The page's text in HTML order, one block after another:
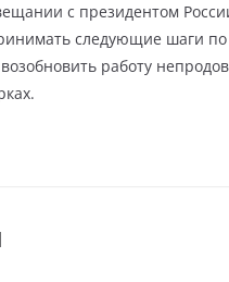
с президентом
следующие шаги
работу